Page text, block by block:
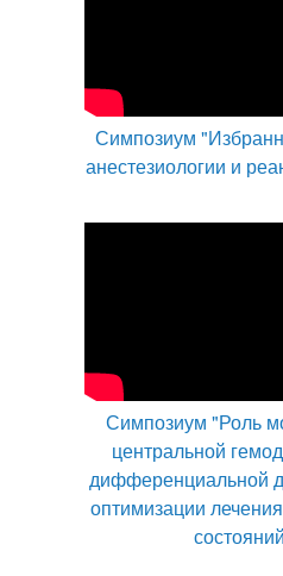
Симпозиум
анестезиологии и
Симпозиум "Роль
центральной
дифференциальной
оптимизации